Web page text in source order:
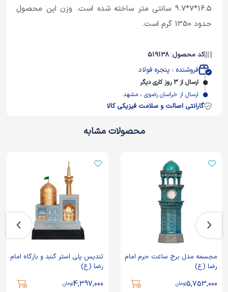
16.5*7*9.7 سانتی متر ساخته شده است. وزن این محصول
حدود 1350 گرم است.
کد محصول: 519138
فروشنده : پنجره فولاد
ارسال از 3 روز کاری دیگر
ارسال از خراسان رضوی ، مشهد
گارانتی اصالت و سلامت فیزیکی کالا
محصولات مشابه
مجسمه مدل برج ساعت حرم امام
رضا (ع)
5,753,000تومان
تندیس پلی استر گنبد و بارگاه امام
رضا (ع)
4,397,000تومان